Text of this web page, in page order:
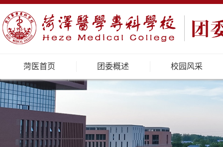
菏医首页 团委概述 校园风采